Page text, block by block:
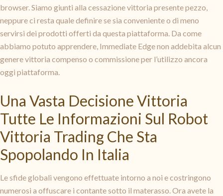
browser. Siamo giunti alla cessazione vittoria presente pezzo,
neppure ci resta quale definire se sia conveniente o di meno
servirsi dei prodotti offerti da questa piattaforma. Da come
abbiamo potuto apprendere, Immediate Edge non addebita alcun
genere vittoria compenso o commissione per l’utilizzo ancora
oggi piattaforma.
Una Vasta Decisione Vittoria
Tutte Le Informazioni Sul Robot
Vittoria Trading Che Sta
Spopolando In Italia
Le sfide globali vengono effettuate intorno a noi e costringono
numerosi a offuscare i contante sotto il materasso. Ora avete la